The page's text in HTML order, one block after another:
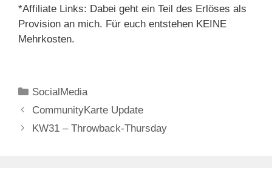
*Affiliate Links: Dabei geht ein Teil des Erlöses als
Provision an mich. Für euch entstehen KEINE
Mehrkosten.
Kategorien
SocialMedia
CommunityKarte Update
KW31 – Throwback-Thursday